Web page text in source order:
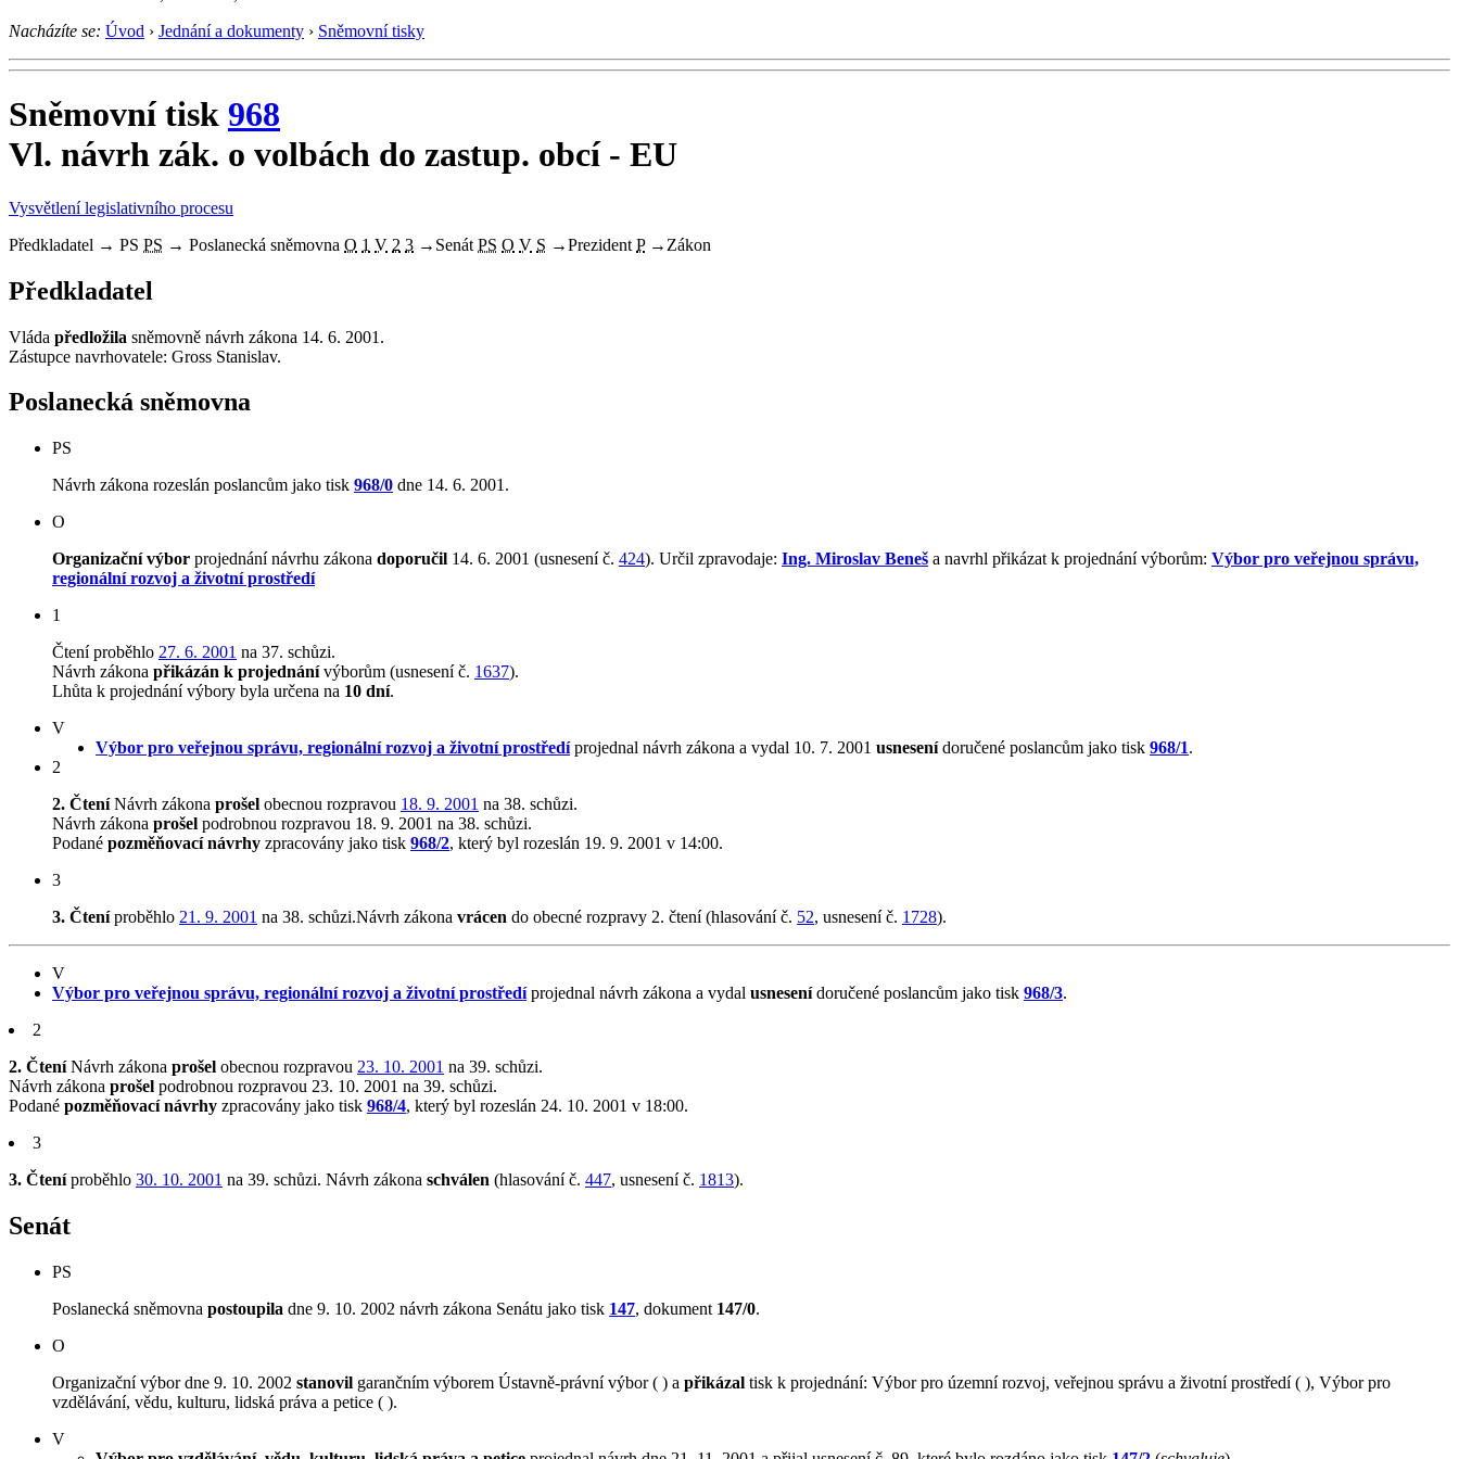
Nacházíte se: Úvod › Jednání a dokumenty › Sněmovní tisky
Sněmovní tisk 968
Vl. návrh zák. o volbách do zastup. obcí - EU
Vysvětlení legislativního procesu
Předkladatel → PS PS → Poslanecká sněmovna O 1 V 2 3 → Senát PS O V S →Prezident P → Zákon
Předkladatel
Vláda předložila sněmovně návrh zákona 14. 6. 2001.
Zástupce navrhovatele: Gross Stanislav.
Poslanecká sněmovna
PS
Návrh zákona rozeslán poslancům jako tisk 968/0 dne 14. 6. 2001.
O
Organizační výbor projednání návrhu zákona doporučil 14. 6. 2001 (usnesení č. 424). Určil zpravodaje: Ing. Miroslav Beneš a navrhl přikázat k projednání výborům: Výbor pro veřejnou správu,
regionální rozvoj a životní prostředí
1
Čtení proběhlo 27. 6. 2001 na 37. schůzi.
Návrh zákona přikázán k projednánívýborům (usnesení č. 1637).
Lhůta k projednání výbory byla určena na 10 dní.
V
Výbor pro veřejnou správu, regionální rozvoj a životní prostředíprojednal návrh zákona a vydal 10. 7. 2001 usnesenídoručené poslancům jako tisk 968/1.
2
2. ČteníNávrh zákona prošel obecnou rozpravou 18. 9. 2001 na 38. schůzi.
Návrh zákona prošel podrobnou rozpravou 18. 9. 2001 na 38. schůzi.
Podané pozměňovací návrhy zpracovány jako tisk 968/2, který byl rozeslán 19. 9. 2001 v 14:00.
3
3. Čteníproběhlo 21. 9. 2001 na 38. schůzi.Návrh zákona vrácen do obecné rozpravy 2. čtení (hlasování č. 52, usnesení č. 1728).
V
Výbor pro veřejnou správu, regionální rozvoj a životní prostředíprojednal návrh zákona a vydal usnesenídoručené poslancům jako tisk 968/3.
2
2. ČteníNávrh zákona prošel obecnou rozpravou 23. 10. 2001 na 39. schůzi.
Návrh zákona prošel podrobnou rozpravou 23. 10. 2001 na 39. schůzi.
Podané pozměňovací návrhy zpracovány jako tisk 968/4, který byl rozeslán 24. 10. 2001 v 18:00.
3
3. Čteníproběhlo 30. 10. 2001 na 39. schůzi. Návrh zákona schválen (hlasování č. 447, usnesení č. 1813).
Senát
PS
Poslanecká sněmovna postoupila dne 9. 10. 2002 návrh zákona Senátu jako tisk 147, dokument 147/0.
O
Organizační výbor dne 9. 10. 2002 stanovil garančním výborem Ústavně-právní výbor ( ) a přikázal tisk k projednání: Výbor pro územní rozvoj, veřejnou správu a životní prostředí ( ), Výbor pro
vzdělávání, vědu, kulturu, lidská práva a petice ( ).
V